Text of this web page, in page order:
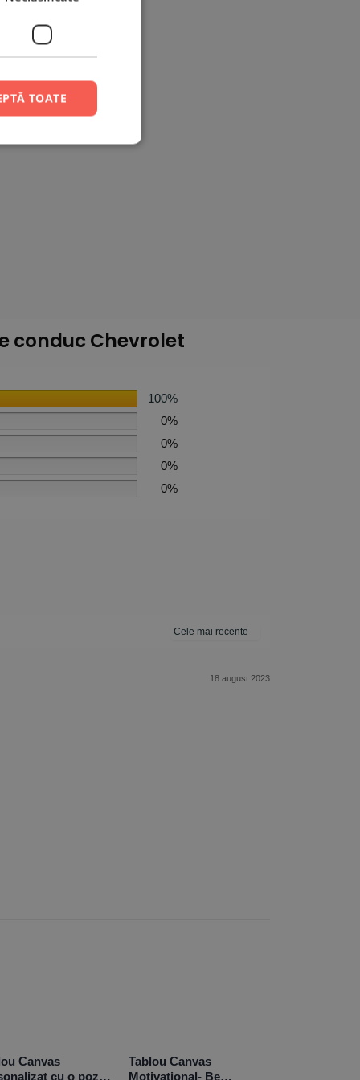
conduc Chevrolet
100%
0%
0%
0%
0%
18 august 2023
Canvas
cu o poză –
Tablou Canvas
Motivațional- Be
TOATE